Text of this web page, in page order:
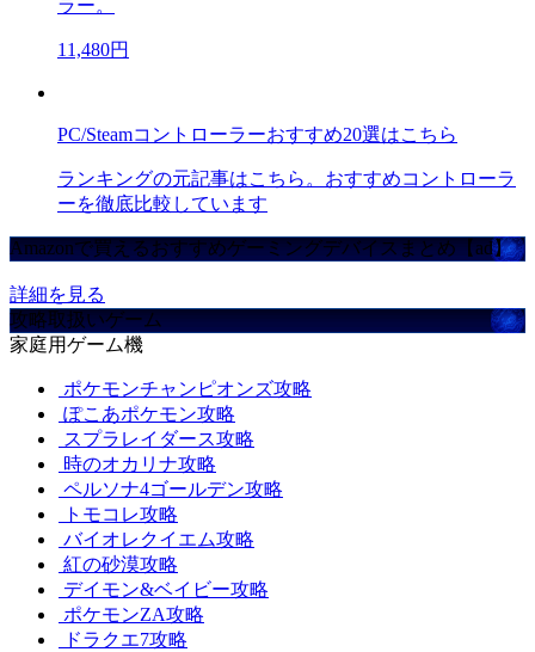
ラー。
11,480円
PC/Steamコントローラーおすすめ20選はこちら
ランキングの元記事はこちら。おすすめコントローラ
ーを徹底比較しています
Amazonで買えるおすすめゲーミングデバイスまとめ【ad】
詳細を見る
攻略取扱いゲーム
家庭用ゲーム機
ポケモンチャンピオンズ攻略
ぽこあポケモン攻略
スプラレイダース攻略
時のオカリナ攻略
ペルソナ4ゴールデン攻略
トモコレ攻略
バイオレクイエム攻略
紅の砂漠攻略
デイモン&ベイビー攻略
ポケモンZA攻略
ドラクエ7攻略